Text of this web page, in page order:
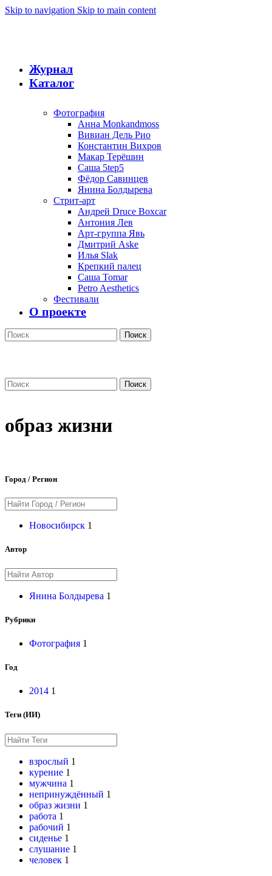
Skip to navigation Skip to main content
Журнал
Каталог
Фотография
Анна Monkandmoss
Вивиан Дель Рио
Константин Вихров
Макар Терёшин
Саша 5tep5
Фёдор Савинцев
Янина Болдырева
Стрит-арт
Андрей Druce Boxcar
Антония Лев
Арт-группа Явь
Дмитрий Aske
Илья Slak
Крепкий палец
Саша Tomar
Petro Aesthetics
Фестивали
О проекте
Поиск
Поиск
образ жизни
Город / Регион
Новосибирск 1
Автор
Янина Болдырева 1
Рубрики
Фотография 1
Год
2014 1
Теги (ИИ)
взрослый 1
курение 1
мужчина 1
непринуждённый 1
образ жизни 1
работа 1
рабочий 1
сиденье 1
слушание 1
человек 1